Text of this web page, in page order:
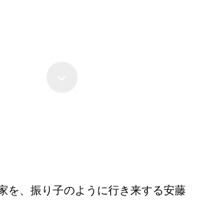
を、振り子のように行き来する安藤